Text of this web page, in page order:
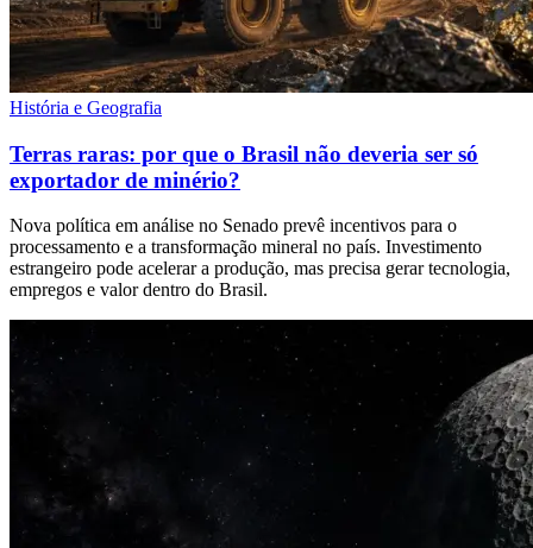
História e Geografia
Terras raras: por que o Brasil não deveria ser só
exportador de minério?
Nova política em análise no Senado prevê incentivos para o
processamento e a transformação mineral no país. Investimento
estrangeiro pode acelerar a produção, mas precisa gerar tecnologia,
empregos e valor dentro do Brasil.